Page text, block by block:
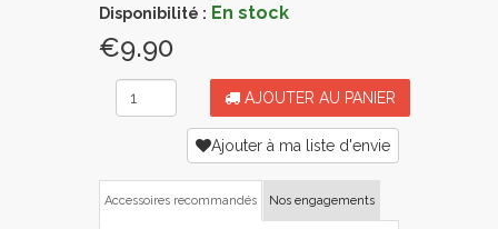
Disponibilité : En stock
€9.90
AJOUTER AU PANIER
Ajouter à ma liste d'envie
Accessoires recommandés Nos engagements